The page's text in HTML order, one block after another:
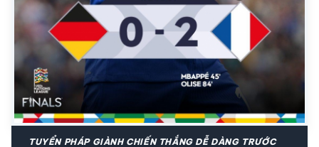
TUYỂN PHÁP GIÀNH CHIẾN THẮNG DỄ DÀNG TRƯỚC